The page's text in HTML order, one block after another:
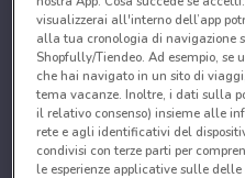
visualizzerai all'interno dell’app
alla tua cronologia di navigazione
Shopfully/Tiendeo. Ad esempio, se
che hai navigato in un sito di
tema vacanze. Inoltre, i dati sulla
il relativo consenso) insieme alle
rete e agli identificativi del
condivisi con terze parti per
le esperienze applicative sulle